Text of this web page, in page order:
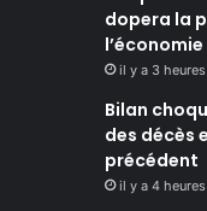
dopera la
il y a 3 heures
Bilan
des décès
précédent
il y a 4 heures